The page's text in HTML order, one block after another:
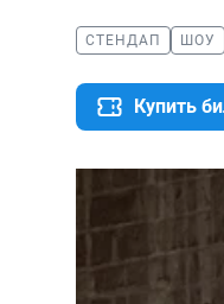
СТЕНДАП ШОУ
Купить